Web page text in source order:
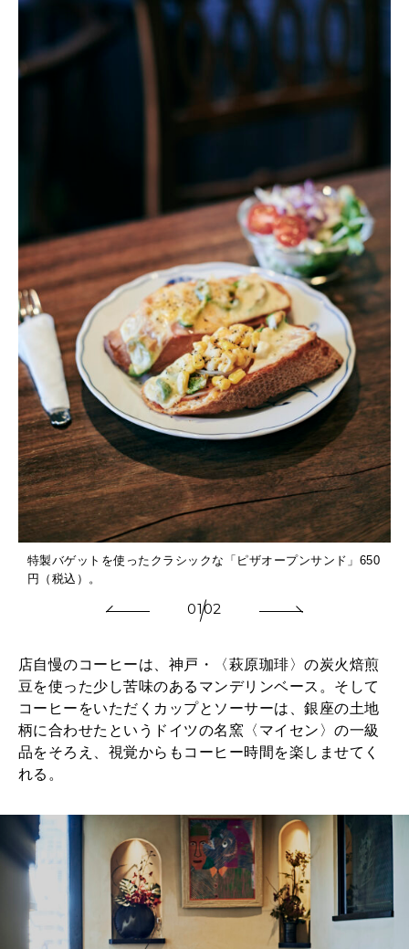
特製バゲットを使ったクラシックな「ピザオープンサンド」650
円（税込）。
0102
店自慢のコーヒーは、神戸・〈萩原珈琲〉の炭火焙煎
豆を使った少し苦味のあるマンデリンベース。そして
コーヒーをいただくカップとソーサーは、銀座の土地
柄に合わせたというドイツの名窯〈マイセン〉の一級
品をそろえ、視覚からもコーヒー時間を楽しませてく
れる。